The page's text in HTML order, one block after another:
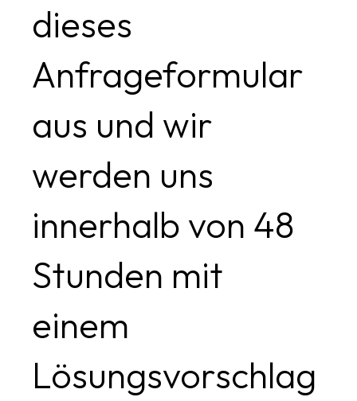
dieses
Anfrageformular
aus und wir
werden uns
innerhalb von 48
Stunden mit
einem
Lösungsvorschlag